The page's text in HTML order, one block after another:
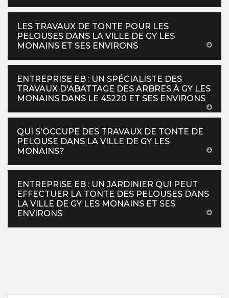
LES TRAVAUX DE TONTE POUR LES
PELOUSES DANS LA VILLE DE GY LES
MONAINS ET SES ENVIRONS
ENTREPRISE EB : UN SPÉCIALISTE DES
TRAVAUX D'ABATTAGE DES ARBRES À GY LES
MONAINS DANS LE 45220 ET SES ENVIRONS
QUI S'OCCUPE DES TRAVAUX DE TONTE DE
PELOUSE DANS LA VILLE DE GY LES
MONAINS?
ENTREPRISE EB : UN JARDINIER QUI PEUT
EFFECTUER LA TONTE DES PELOUSES DANS
LA VILLE DE GY LES MONAINS ET SES
ENVIRONS